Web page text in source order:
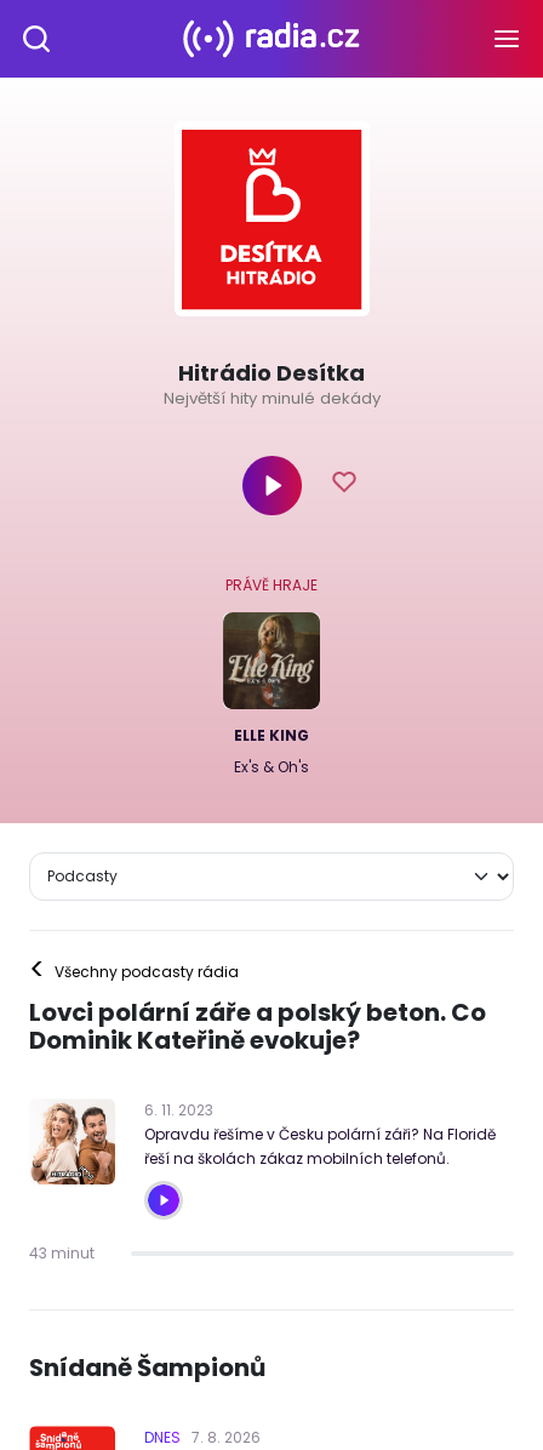
Hitrádio Desítka
Největší hity minulé dekády
PRÁVĚ HRAJE
ELLE KING
Ex's & Oh's
< Všechny podcasty rádia
Lovci polární záře a polský beton. Co
Dominik Kateřině evokuje?
6. 11. 2023
Opravdu řešíme v Česku polární záři? Na Floridě
řeší na školách zákaz mobilních telefonů.
43 minut
Snídaně Šampionů
DNES 7. 8. 2026